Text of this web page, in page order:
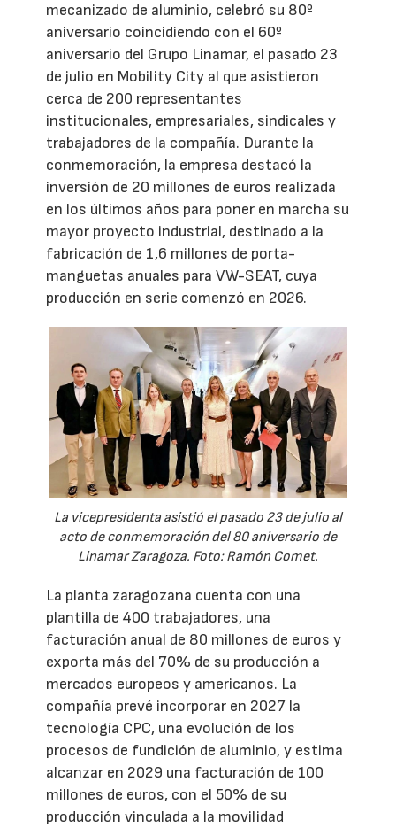
mecanizado de aluminio, celebró su 80º
aniversario coincidiendo con el 60º
aniversario del Grupo Linamar, el pasado 23
de julio en Mobility City al que asistieron
cerca de 200 representantes
institucionales, empresariales, sindicales y
trabajadores de la compañía. Durante la
conmemoración, la empresa destacó la
inversión de 20 millones de euros realizada
en los últimos años para poner en marcha su
mayor proyecto industrial, destinado a la
fabricación de 1,6 millones de porta-
manguetas anuales para VW-SEAT, cuya
producción en serie comenzó en 2026.
La vicepresidenta asistió el pasado 23 de julio al
acto de conmemoración del 80 aniversario de
Linamar Zaragoza. Foto: Ramón Comet.
La planta zaragozana cuenta con una
plantilla de 400 trabajadores, una
facturación anual de 80 millones de euros y
exporta más del 70% de su producción a
mercados europeos y americanos. La
compañía prevé incorporar en 2027 la
tecnología CPC, una evolución de los
procesos de fundición de aluminio, y estima
alcanzar en 2029 una facturación de 100
millones de euros, con el 50% de su
producción vinculada a la movilidad